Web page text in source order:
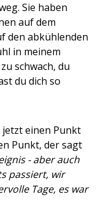
Sie haben
auf dem
den abkühlenden
in meinem
schwach, du
du dich so
jetzt einen Punkt
Punkt, der sagt
- aber auch
passiert, wir
Tage, es war